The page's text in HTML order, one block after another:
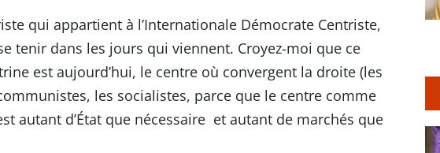
qui appartient à l’Internationale Démocrate Centriste,
tenir dans les jours qui viennent. Croyez-moi que ce
est aujourd’hui, le centre où convergent la droite (les
les socialistes, parce que le centre comme
autant d’État que nécessaire et autant de marchés que